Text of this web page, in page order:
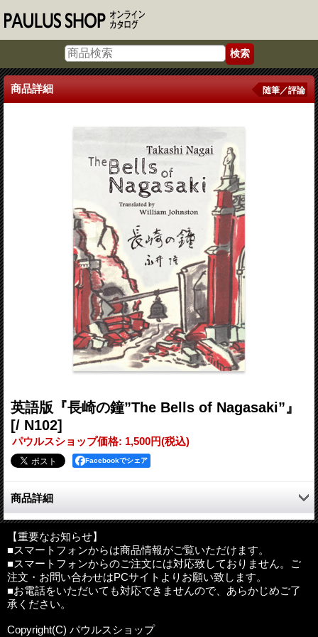
商品詳細 随筆／評論
英語版『長崎の鐘”The Bells of Nagasaki”』
[/ N102]
パウルスショップ価格: 1,500円(税込)
Facebookでシェア
商品詳細
左開きの英語版と、右開きの日本語版が合本された一冊。
初版の日比谷出版社版（1949年）に掲載された「自序」、
登場人物についての注釈、海外の翻訳版紹介、を掲載している。
著者：永井 隆
英訳：ウィリアム・ジョンストン神父
編集制作： サンパウロ、英語版『長崎の鐘”The Bells of
【重要なお知らせ】
■スマートフォンからは商品情報がご覧いただけます。
■スマートフォンからのご注文には対応致しておりません。ご
注文・お問い合わせはPCサイトよりお願い致します。
■お電話をいただいても対応できませんので、あらかじめご了
承ください。
Copyright(C) パウルスショップ